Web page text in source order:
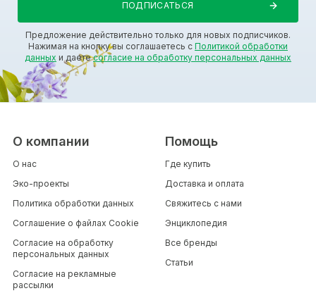
Предложение действительно только для новых подписчиков.
Нажимая на кнопку вы соглашаетесь с Политикой обработки
данных и даетесогласие на обработку персональных данных
О компании
О нас
Эко-проекты
Политика обработки данных
Соглашение о файлах Cookie
Согласие на обработку
персональных данных
Согласие на рекламные
рассылки
Помощь
Где купить
Доставка и оплата
Свяжитесь с нами
Энциклопедия
Все бренды
Статьи